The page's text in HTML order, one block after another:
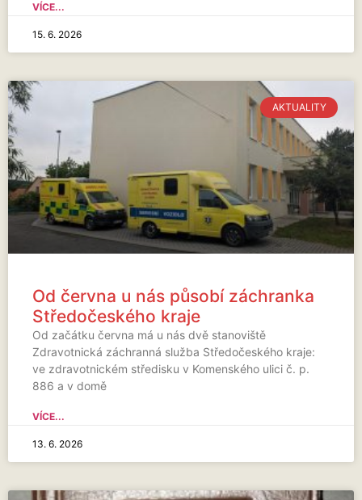
VÍCE...
15. 6. 2026
AKTUALITY
Od června u nás působí záchranka
Středočeského kraje
Od začátku června má u nás dvě stanoviště
Zdravotnická záchranná služba Středočeského kraje:
ve zdravotnickém středisku v Komenského ulici č. p.
886 a v domě
VÍCE...
13. 6. 2026